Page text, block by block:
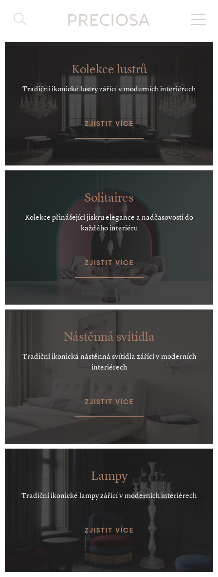
Kolekce lustrů
Tradiční ikonické lustry zářící v moderních interiérech
ZJISTIT VÍCE
Solitaires
Kolekce přinášející jiskru elegance a nadčasovosti do
každého interiéru
ZJISTIT VÍCE
Nástěnná svítidla
Tradiční ikonická nástěnná svítidla zářící v moderních
interiérech
ZJISTIT VÍCE
Lampy
Tradiční ikonické lampy zářící v moderních interiérech
ZJISTIT VÍCE